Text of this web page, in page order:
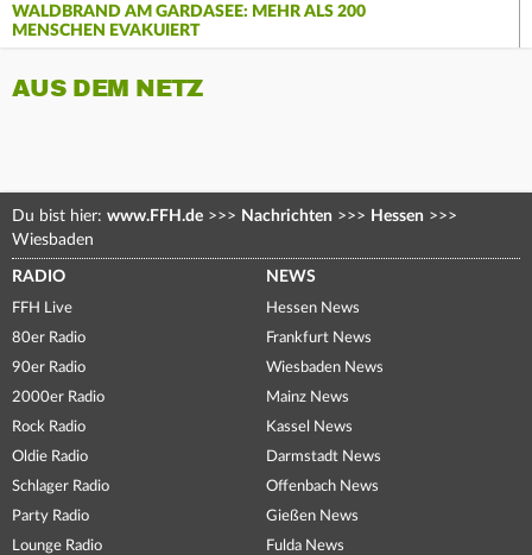
WALDBRAND AM GARDASEE: MEHR ALS 200
MENSCHEN EVAKUIERT
AUS DEM NETZ
Du bist hier: www.FFH.de >>> Nachrichten >>> Hessen >>>
Wiesbaden
RADIO
FFH Live
80er Radio
90er Radio
2000er Radio
Rock Radio
Oldie Radio
Schlager Radio
Party Radio
Lounge Radio
NEWS
Hessen News
Frankfurt News
Wiesbaden News
Mainz News
Kassel News
Darmstadt News
Offenbach News
Gießen News
Fulda News